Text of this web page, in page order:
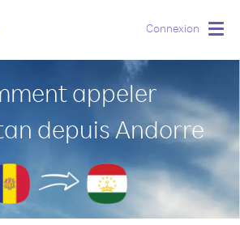
Connexion
appeler
depuis Andorre